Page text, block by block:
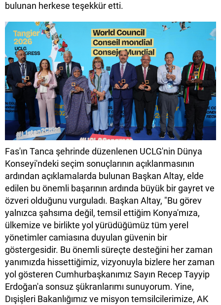
bulunan herkese teşekkür etti.
Fas'ın Tanca şehrinde düzenlenen UCLG'nin Dünya
Konseyi'ndeki seçim sonuçlarının açıklanmasının
ardından açıklamalarda bulunan Başkan Altay, elde
edilen bu önemli başarının ardında büyük bir gayret ve
özveri olduğunu vurguladı. Başkan Altay, "Bu görev
yalnızca şahsıma değil, temsil ettiğim Konya'mıza,
ülkemize ve birlikte yol yürüdüğümüz tüm yerel
yönetimler camiasına duyulan güvenin bir
göstergesidir. Bu önemli süreçte desteğini her zaman
yanımızda hissettiğimiz, vizyonuyla bizlere her zaman
yol gösteren Cumhurbaşkanımız Sayın Recep Tayyip
Erdoğan'a sonsuz şükranlarımı sunuyorum. Yine,
Dışişleri Bakanlığımız ve misyon temsilcilerimize, AK